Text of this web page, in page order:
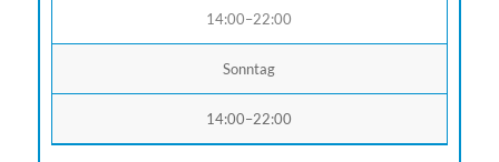
14:00–22:00
Sonntag
14:00–22:00